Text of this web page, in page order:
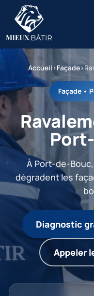
Accueil ›Façade›
Façade •
À Port-de-
dégradent les
Diagnostic
Appeler